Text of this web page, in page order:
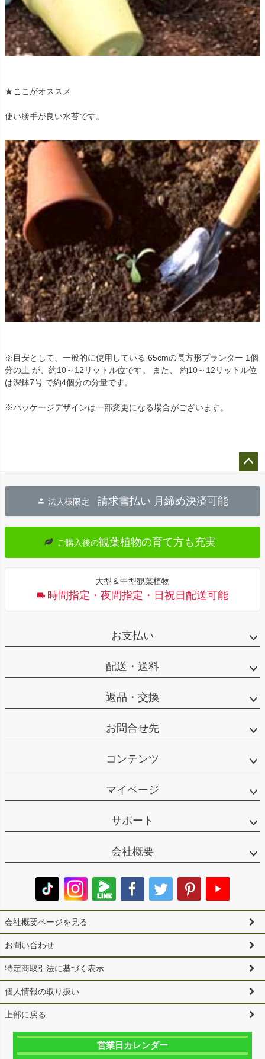
★ここがオススメ
使い勝手が良い水苔です。
※目安として、一般的に使用している 65cmの長方形プランター 1個
分の土 が、約10～12リットル位です。 また、 約10～12リットル位
は深鉢7号 で約4個分の分量です。
※パッケージデザインは一部変更になる場合がございます。
へ
法人様限定 請求書払い 月締め決済可能
ご購入後の観葉植物の育て方も充実
大型＆中型観葉植物
時間指定・夜間指定・日祝日配送可能
お支払い
配送・送料
返品・交換
お問合せ先
コンテンツ
マイページ
サポート
会社概要
会社概要ページを見る
お問い合わせ
特定商取引法に基づく表示
個人情報の取り扱い
上部に戻る
営業日カレンダー